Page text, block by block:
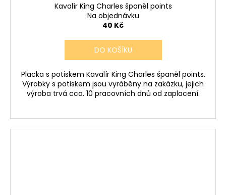
Kavalír King Charles španěl points
Na objednávku
40 Kč
DO KOŠÍKU
Placka s potiskem Kavalír King Charles španěl points.
Výrobky s potiskem jsou vyráběny na zakázku, jejich
výroba trvá cca. 10 pracovních dnů od zaplacení.